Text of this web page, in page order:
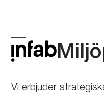
Öppna
mobilmeny
Stäng
mobilmeny
Vi erbjuder